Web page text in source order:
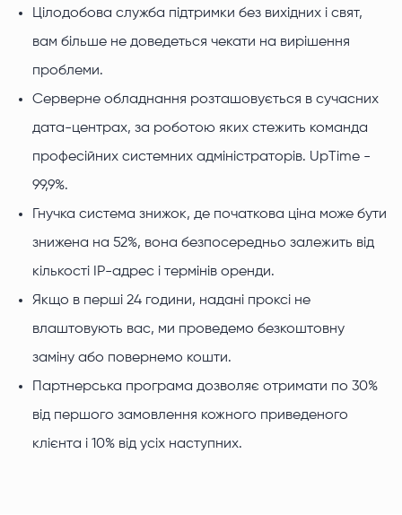
Цілодобова служба підтримки без вихідних і свят,
вам більше не доведеться чекати на вирішення
проблеми.
Серверне обладнання розташовується в сучасних
дата-центрах, за роботою яких стежить команда
професійних системних адміністраторів. UpTime -
99,9%.
Гнучка система знижок, де початкова ціна може бути
знижена на 52%, вона безпосередньо залежить від
кількості IP-адрес і термінів оренди.
Якщо в перші 24 години, надані проксі не
влаштовують вас, ми проведемо безкоштовну
заміну або повернемо кошти.
Партнерська програма дозволяє отримати по 30%
від першого замовлення кожного приведеного
клієнта і 10% від усіх наступних.